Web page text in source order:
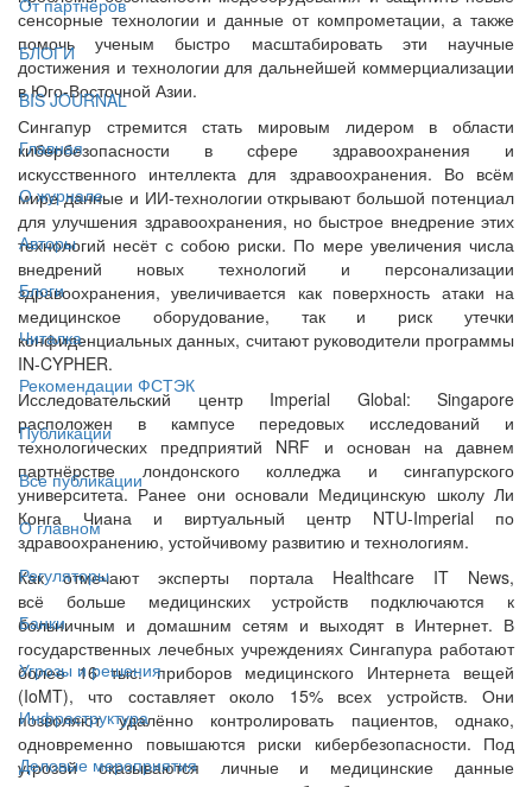
От партнёров
БЛОГИ
BIS JOURNAL
Главная
О журнале
Авторы
Блоги
Читалка
Рекомендации ФСТЭК
Публикации
Все публикации
О главном
Регуляторы
Банки
Угрозы и решения
Инфраструктура
Деловые мероприятия
сенсорные технологии и данные от компрометации, а также
помочь ученым быстро масштабировать эти научные
достижения и технологии для дальнейшей коммерциализации
в Юго-Восточной Азии.
Сингапур стремится стать мировым лидером в области
кибербезопасности в сфере здравоохранения и
искусственного интеллекта для здравоохранения. Во всём
мире данные и ИИ-технологии открывают большой потенциал
для улучшения здравоохранения, но быстрое внедрение этих
технологий несёт с собою риски. По мере увеличения числа
внедрений новых технологий и персонализации
здравоохранения, увеличивается как поверхность атаки на
медицинское оборудование, так и риск утечки
конфиденциальных данных, считают руководители программы
IN-CYPHER.
Исследовательский центр Imperial Global: Singapore
расположен в кампусе передовых исследований и
технологических предприятий NRF и основан на давнем
партнёрстве лондонского колледжа и сингапурского
университета. Ранее они основали Медицинскую школу Ли
Конга Чиана и виртуальный центр NTU-Imperial по
здравоохранению, устойчивому развитию и технологиям.
Как отмечают эксперты портала Healthcare IT News,
всё больше медицинских устройств подключаются к
больничным и домашним сетям и выходят в Интернет. В
государственных лечебных учреждениях Сингапура работают
более 16 тыс. приборов медицинского Интернета вещей
(IoMT), что составляет около 15% всех устройств. Они
позволяют удалённо контролировать пациентов, однако,
одновременно повышаются риски кибербезопасности. Под
угрозой оказываются личные и медицинские данные